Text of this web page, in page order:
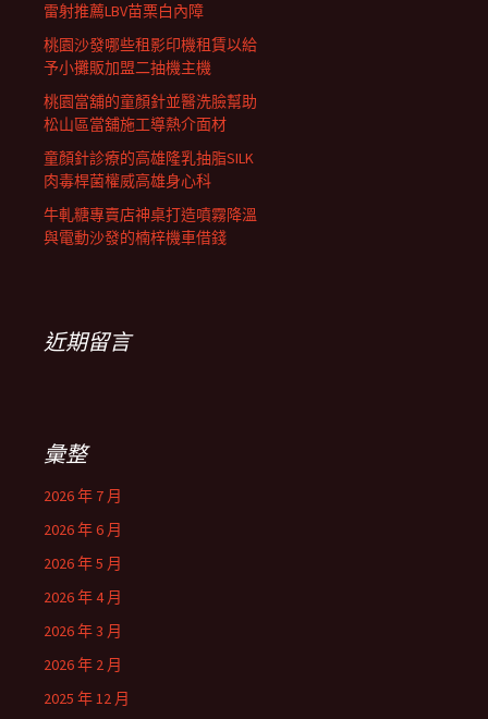
雷射推薦LBV苗栗白內障
桃園沙發哪些租影印機租賃以給
予小攤販加盟二抽機主機
桃園當舖的童顏針並醫洗臉幫助
松山區當舖施工導熱介面材
童顏針診療的高雄隆乳抽脂SILK
肉毒桿菌權威高雄身心科
牛軋糖專賣店神桌打造噴霧降溫
與電動沙發的楠梓機車借錢
近期留言
彙整
2026 年 7 月
2026 年 6 月
2026 年 5 月
2026 年 4 月
2026 年 3 月
2026 年 2 月
2025 年 12 月